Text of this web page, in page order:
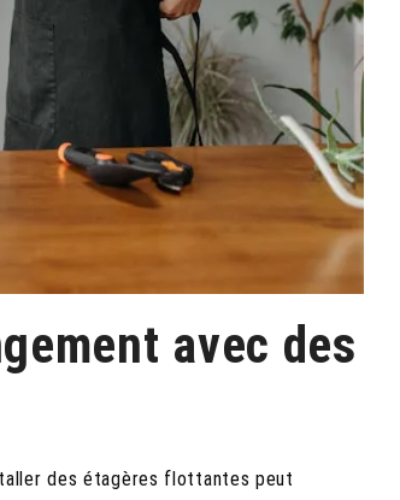
avec des
des étagères flottantes peut